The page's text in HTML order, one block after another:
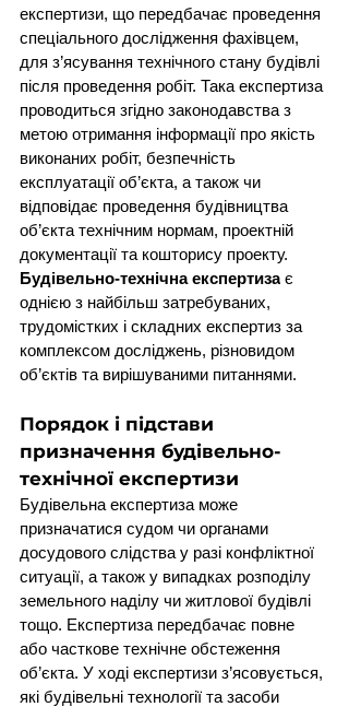
експертизи, що передбачає проведення
спеціального дослідження фахівцем,
для з’ясування технічного стану будівлі
після проведення робіт. Така експертиза
проводиться згідно законодавства з
метою отримання інформації про якість
виконаних робіт, безпечність
експлуатації об’єкта, а також чи
відповідає проведення будівництва
об’єкта технічним нормам, проектній
документації та кошторису проекту.
Будівельно-технічна експертиза є
однією з найбільш затребуваних,
трудомістких і складних експертиз за
комплексом досліджень, різновидом
об’єктів та вирішуваними питаннями.
Порядок і підстави
призначення будівельно-
технічної експертизи
Будівельна експертиза може
призначатися судом чи органами
досудового слідства у разі конфліктної
ситуації, а також у випадках розподілу
земельного наділу чи житлової будівлі
тощо. Експертиза передбачає повне
або часткове технічне обстеження
об’єкта. У ході експертизи з’ясовується,
які будівельні технології та засоби